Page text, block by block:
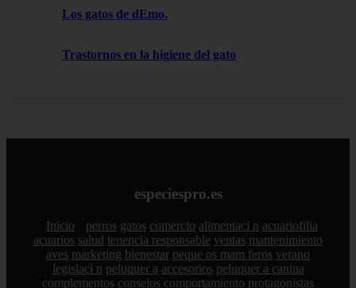
Los gatos de dEmo.
Trastornos en la higiene del gato
especiespro.es
Inicio perros gatos comercio alimentaci n acuariofilia
acuarios salud tenencia responsable ventas mantenimiento
aves marketing bienestar peque os mam feros verano
legislaci n peluquer a accesorios peluquer a canina
complementos consejos comportamiento protagonistas